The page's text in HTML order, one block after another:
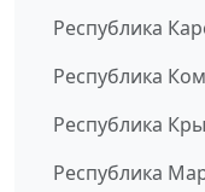
Республика
Республика
Республика
Республика